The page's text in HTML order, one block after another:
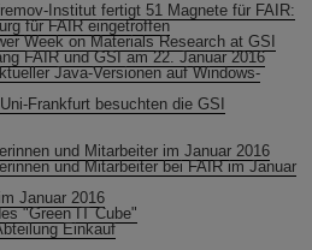
Institut fertigt 51 Magnete für FAIR:
für FAIR eingetroffen
Week on Materials Research at GSI
FAIR und GSI am 22. Januar 2016
Java-Versionen auf Windows-
Frankfurt besuchten die GSI
und Mitarbeiter im Januar 2016
und Mitarbeiter bei FAIR im Januar
Januar 2016
"Green IT Cube"
Einkauf